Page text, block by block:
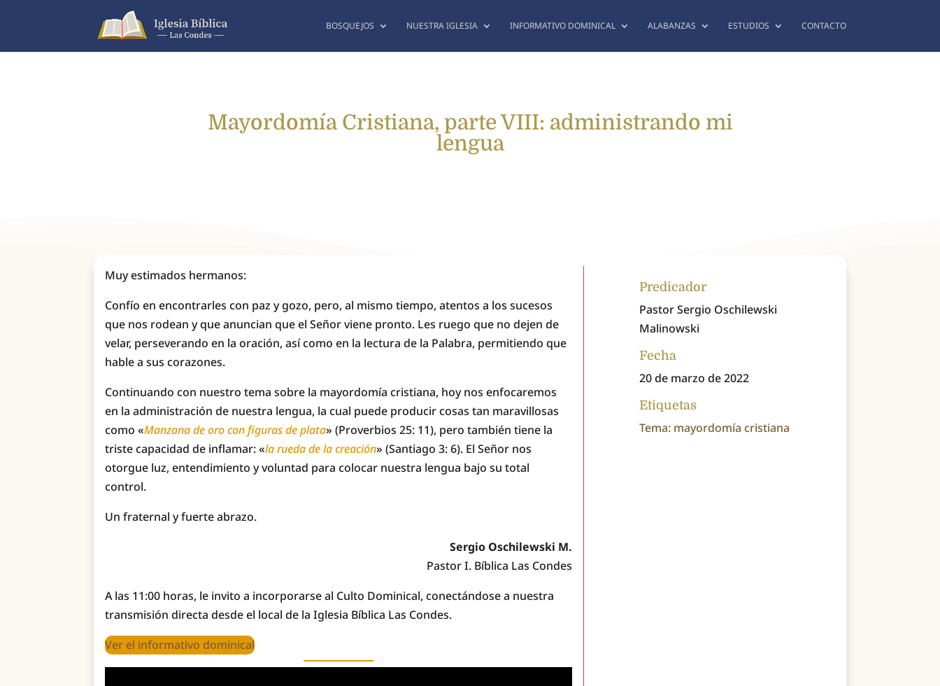
BOSQUEJOS NUESTRA IGLESIA INFORMATIVO DOMINICAL ALABANZAS ESTUDIOS CONTACTO
Mayordomía Cristiana, parte VIII: administrando mi
lengua
Muy estimados hermanos:
Confío en encontrarles con paz y gozo, pero, al mismo tiempo, atentos a los sucesos
que nos rodean y que anuncian que el Señor viene pronto. Les ruego que no dejen de
velar, perseverando en la oración, así como en la lectura de la Palabra, permitiendo que
hable a sus corazones.
Continuando con nuestro tema sobre la mayordomía cristiana, hoy nos enfocaremos
en la administración de nuestra lengua, la cual puede producir cosas tan maravillosas
como «Manzana de oro con figuras de plata» (Proverbios 25: 11), pero también tiene la
triste capacidad de inflamar: «la rueda de la creación» (Santiago 3: 6). El Señor nos
otorgue luz, entendimiento y voluntad para colocar nuestra lengua bajo su total
control.
Un fraternal y fuerte abrazo.
Sergio Oschilewski M.
Pastor I. Bíblica Las Condes
A las 11:00 horas, le invito a incorporarse al Culto Dominical, conectándose a nuestra
transmisión directa desde el local de la Iglesia Bíblica Las Condes.
Ver el informativo dominical
Predicador
Pastor Sergio Oschilewski
Malinowski
Fecha
20 de marzo de 2022
Etiquetas
Tema: mayordomía cristiana